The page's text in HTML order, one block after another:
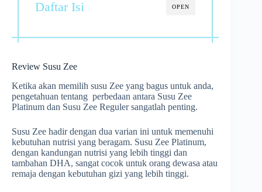
OPEN
Daftar Isi
Review Susu Zee
Ketika akan memilih susu Zee yang bagus untuk anda,
pengetahuan tentang perbedaan antara Susu Zee
Platinum dan Susu Zee Reguler sangatlah penting.
Susu Zee hadir dengan dua varian ini untuk memenuhi
kebutuhan nutrisi yang beragam. Susu Zee Platinum,
dengan kandungan nutrisi yang lebih tinggi dan
tambahan DHA, sangat cocok untuk orang dewasa atau
remaja dengan kebutuhan gizi yang lebih tinggi.